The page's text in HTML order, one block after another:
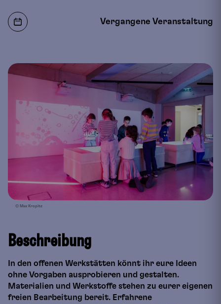
Vergangene Veranstaltung
© Max Kropitz
Beschreibung
In den offenen Werkstätten könnt ihr eure Ideen
ohne Vorgaben ausprobieren und gestalten.
Materialien und Werkstoffe stehen zu eurer eigenen
freien Bearbeitung bereit. Erfahrene